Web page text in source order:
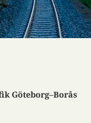
Göteborg–Borås